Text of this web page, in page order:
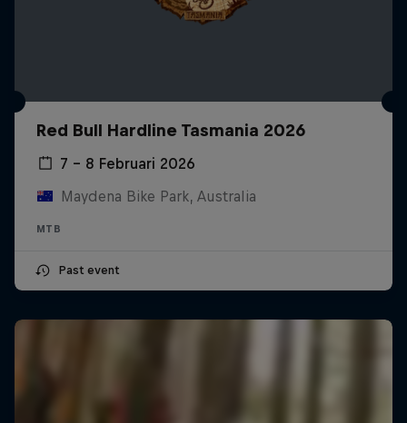
Red Bull Hardline Tasmania 2026
7 – 8 Februari 2026
Maydena Bike Park, Australia
MTB
Past event